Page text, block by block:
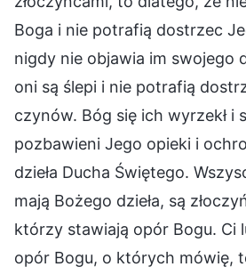
Boga i nie potrafią dostrzec
nigdy nie objawia im swojego
oni są ślepi i nie potrafią
czynów. Bóg się ich wyrzekł i
pozbawieni Jego opieki i
dzieła Ducha Świętego.
mają Bożego dzieła, są
którzy stawiają opór Bogu. Ci
opór Bogu, o których mówię,